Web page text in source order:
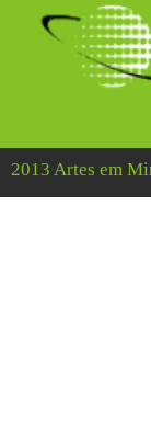
2013 Artes em